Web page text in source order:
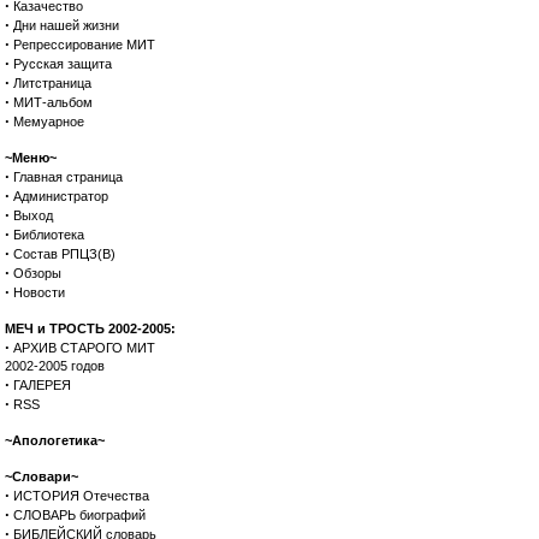
· Казачество
· Дни нашей жизни
· Репрессирование МИТ
· Русская защита
· Литстраница
· МИТ-альбом
· Мемуарное
~Меню~
· Главная страница
· Администратор
· Выход
· Библиотека
· Состав РПЦЗ(В)
· Обзоры
· Новости
МЕЧ и ТРОСТЬ 2002-2005:
· АРХИВ СТАРОГО МИТ
2002-2005 годов
· ГАЛЕРЕЯ
· RSS
~Апологетика~
~Словари~
· ИСТОРИЯ Отечества
· СЛОВАРЬ биографий
· БИБЛЕЙСКИЙ словарь